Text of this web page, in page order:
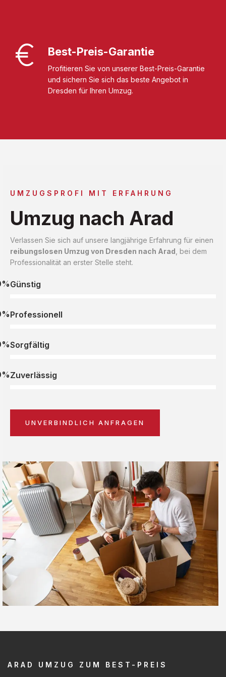
Best-Preis-Garantie
Profitieren Sie von unserer Best-Preis-Garantie
und sichern Sie sich das beste Angebot in
Dresden für Ihren Umzug.
UMZUGSPROFI MIT ERFAHRUNG
Umzug nach Arad
Verlassen Sie sich auf unsere langjährige Erfahrung für einen
reibungslosen Umzug von Dresden nach Arad , bei dem
Professionalität an erster Stelle steht.
Günstig
Professionell
Sorgfältig
Zuverlässig
UNVERBINDLICH ANFRAGEN
ARAD UMZUG ZUM BEST-PREIS